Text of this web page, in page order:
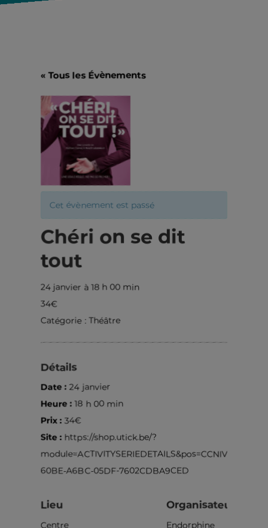
« Tous les Évènements
Cet évènement est passé
Chéri on se dit
tout
24 janvier à 18 h 00 min
34€
Catégorie : Théâtre
Détails
Date :24 janvier
Heure :18 h 00 min
Prix : 34€
Site : https://shop.utick.be/?
60BE-A6BC-05DF-7602CDBA9CED
Lieu
Centre
Organisateur
Endorphine